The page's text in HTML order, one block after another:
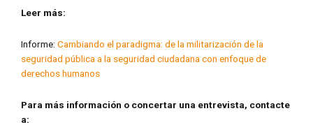
Leer más:
Informe: Cambiando el paradigma: de la militarización de la
seguridad pública a la seguridad ciudadana con enfoque de
derechos humanos
Para más información o concertar una entrevista, contacte
a: